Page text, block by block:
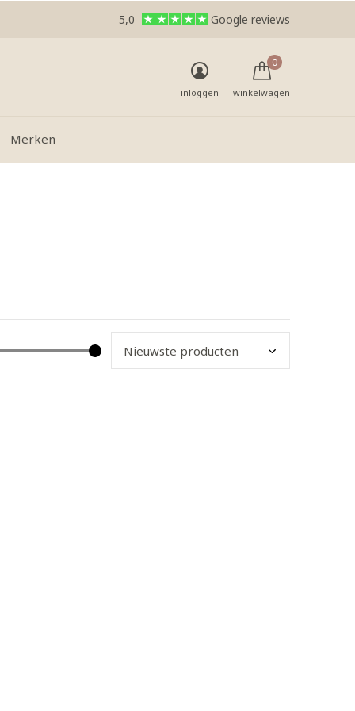
Merken
inloggen winkelwagen
0
5,0 Google reviews